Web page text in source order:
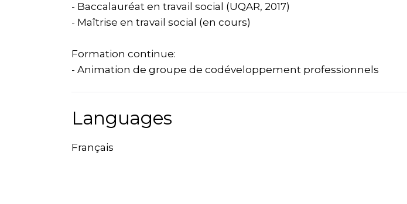
- Baccalauréat en travail social (UQAR, 2017)
- Maîtrise en travail social (en cours)
Formation continue:
- Animation de groupe de codéveloppement professionnels
Languages
Français